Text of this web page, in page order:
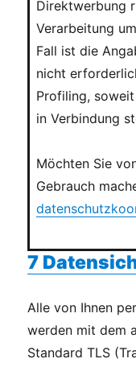
Direktwerbung
Verarbeitung
Fall ist die
nicht
Profiling,
in Verbindung
Möchten Sie
Gebrauch
7
Alle von Ihnen
werden mit dem
Standard TLS